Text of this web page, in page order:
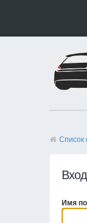
Список
Вход
Имя